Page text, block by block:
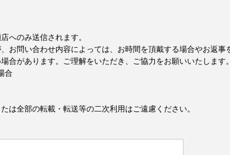
へのみ送信されます。
お問い合わせ内容によっては、お時間を頂戴する場合やお返事
合があります。ご理解をいただき、ご協力をお願いいたします。
合
は全部の転載・転送等の二次利用はご遠慮ください。